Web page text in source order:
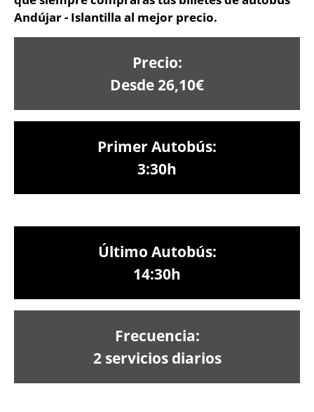
Andújar - Islantilla al mejor precio.
Precio:
Desde 26,10€
Primer Autobús:
3:30h
Último Autobús:
14:30h
Frecuencia:
2 servicios diarios